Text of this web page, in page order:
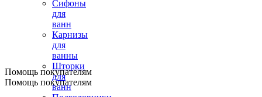
Сифоны
для
ванн
Карнизы
для
ванны
Шторки
для
ванн
Помощь покупателям
Помощь покупателям